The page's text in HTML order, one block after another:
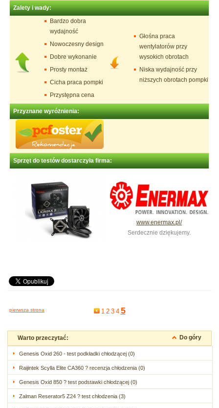
Zalety i wady:
Bardzo dobra
wydajność
Nowoczesny design
Dobre wykonanie
Prosty montaż
Cicha praca pompki
Przystępna cena
Głośna praca
wentylatorów przy
wysokich obrotach
Niska wydajność przy
niższych obrotach pompki
Przyznane wyróżnienia:
Sprzęt do testów dostarczyła firma:
www.enermax.pl/
Serdecznie dziękujemy.
pierwsza strona 1 2 3 4 5
Warto przeczytać: Do góry
Genesis Oxid 260 - test podkładki chłodzącej (0)
Raijintek Scylla Elite CA360 ? recenzja chłodzenia (0)
Genesis Oxid 850 ? test podstawki chłodzącej (0)
Zalman Reserator5 Z24 ? test chłodzenia (3)